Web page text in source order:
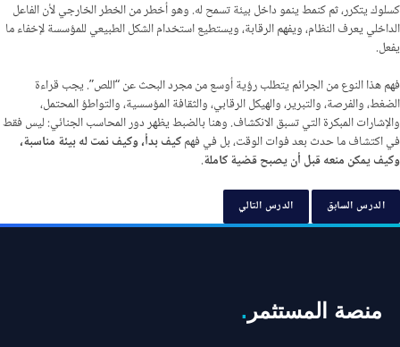
كسلوك يتكرر، ثم كنمط ينمو داخل بيئة تسمح له. وهو أخطر من الخطر الخارجي لأن الفاعل
الداخلي يعرف النظام، ويفهم الرقابة، ويستطيع استخدام الشكل الطبيعي للمؤسسة لإخفاء ما
يفعل.
فهم هذا النوع من الجرائم يتطلب رؤية أوسع من مجرد البحث عن “اللص”. يجب قراءة
الضغط، والفرصة، والتبرير، والهيكل الرقابي، والثقافة المؤسسية، والتواطؤ المحتمل،
والإشارات المبكرة التي تسبق الانكشاف. وهنا بالضبط يظهر دور المحاسب الجنائي: ليس فقط
في اكتشاف ما حدث بعد فوات الوقت، بل في فهمكيف بدأ، وكيف نمت له بيئة مناسبة،
وكيف يمكن منعه قبل أن يصبح قضية كاملة.
الدرس السابق الدرس التالي
منصة المستثمر .